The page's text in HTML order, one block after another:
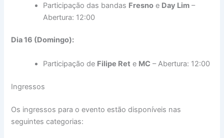
Participação das bandas Fresno e Day Lim –
Abertura: 12:00
Dia 16 (Domingo):
Participação de Filipe Ret e MC – Abertura: 12:00
Ingressos
Os ingressos para o evento estão disponíveis nas
seguintes categorias: